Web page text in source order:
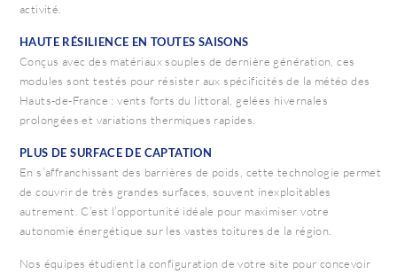
activité.
HAUTE RÉSILIENCE EN TOUTES SAISONS
Conçus avec des matériaux souples de dernière génération, ces
modules sont testés pour résister aux spécificités de la météo des
Hauts-de-France : vents forts du littoral, gelées hivernales
prolongées et variations thermiques rapides.
PLUS DE SURFACE DE CAPTATION
En s’affranchissant des barrières de poids, cette technologie permet
de couvrir de très grandes surfaces, souvent inexploitables
autrement. C’est l’opportunité idéale pour maximiser votre
autonomie énergétique sur les vastes toitures de la région.
Nos équipes étudient la configuration de votre site pour concevoir